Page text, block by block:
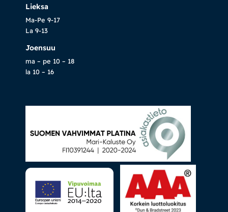
Lieksa
Ma-Pe 9-17
La 9-13
Joensuu
ma – pe 10 – 18
la 10 – 16